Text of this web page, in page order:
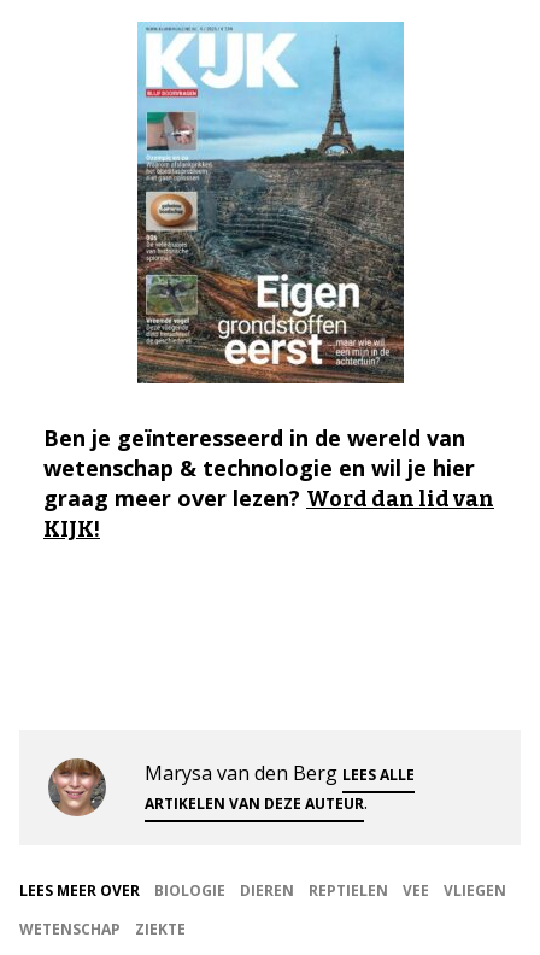
Ben je geïnteresseerd in de wereld van
wetenschap & technologie en wil je hier
graag meer over lezen? Word dan lid van
KIJK!
Marysa van den Berg LEES ALLE
ARTIKELEN VAN DEZE AUTEUR.
LEES MEER OVER BIOLOGIE DIEREN REPTIELEN VEE
VLIEGEN
WETENSCHAP
ZIEKTE